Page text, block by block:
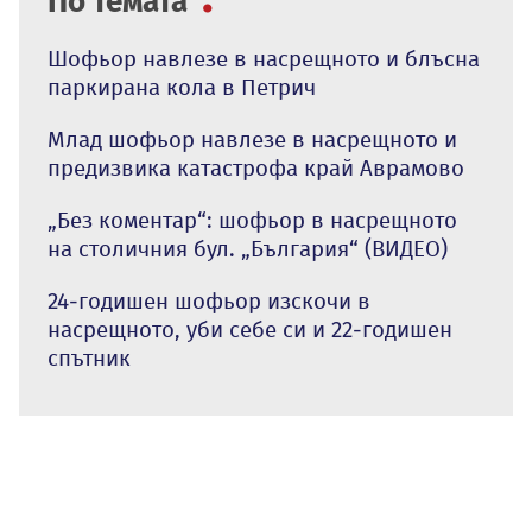
Шофьор навлезе в насрещното и блъсна
паркирана кола в Петрич
Млад шофьор навлезе в насрещното и
предизвика катастрофа край Аврамово
„Без коментар“: шофьор в насрещното
на столичния бул. „България“ (ВИДЕО)
24-годишен шофьор изскочи в
насрещното, уби себе си и 22-годишен
спътник